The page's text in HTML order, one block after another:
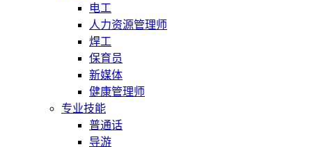
电工
人力资源管理师
焊工
保育员
新媒体
健康管理师
专业技能
普通话
导游